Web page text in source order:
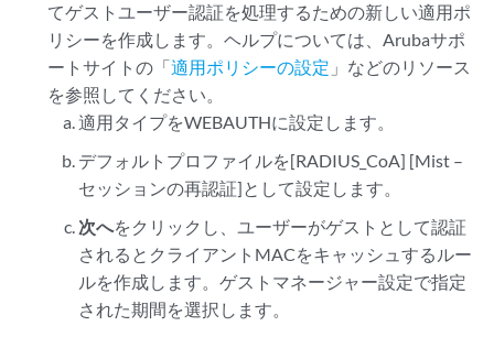
てゲストユーザー認証を処理するための新しい適用ポ
リシーを作成します。ヘルプについては、Arubaサポ
ートサイトの「適用ポリシーの設定 」などのリソース
を参照してください。
適用タイプをWEBAUTHに設定します。
デフォルトプロファイルを[RADIUS_CoA] [Mist –
セッションの再認証]として設定します。
次へをクリックし、ユーザーがゲストとして認証
されるとクライアントMACをキャッシュするルー
ルを作成します。ゲストマネージャー設定で指定
された期間を選択します。